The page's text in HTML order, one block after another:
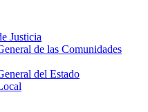
Justicia
de las Comunidades
del Estado